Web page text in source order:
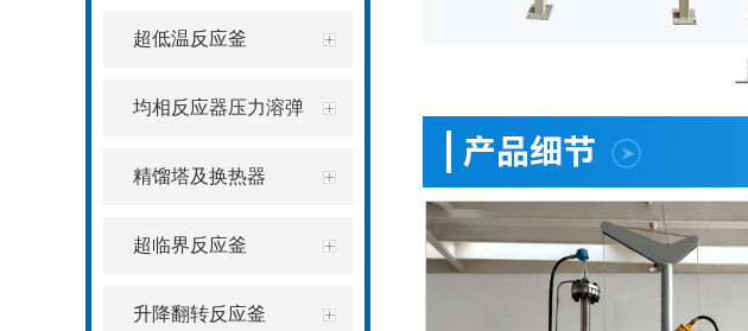
超低温反应釜
均相反应器压力溶弹
精馏塔及换热器
超临界反应釜
升降翻转反应釜